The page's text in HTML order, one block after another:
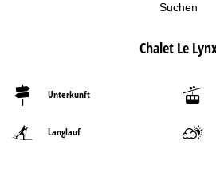
Suchen
Chalet Le
Unterkunft
Langlauf